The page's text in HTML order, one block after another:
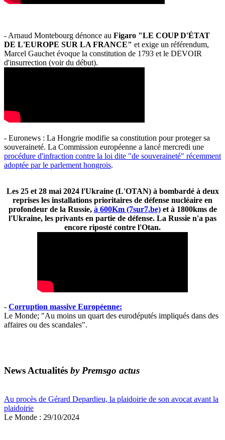
- Arnaud Montebourg dénonce au Figaro "LE COUP D'ÉTAT
DE L'EUROPE SUR LA FRANCE" et exige un référendum,
Marcel Gauchet évoque la constitution de 1793 et le DEVOIR
d'insurrection (voir du début).
- Euronews : La Hongrie modifie sa constitution pour proteger sa
souveraineté. La Commission européenne a lancé mercredi une
procédure d'infraction contre la loi dite "de souveraineté" récemment
adoptée par le parlement hongrois.
Les 25 et 28 mai 2024 l'Ukraine (L'OTAN) à bombardé à deux
reprises les installations prioritaires de défense nucléaire en
profondeur de la Russie, à 600Km (7sur7.be)et à 1800kms de
l'Ukraine, les privants en partie de défense. La Russie n'a pas
encore riposté contre l'Otan.
- Corruption massive Européenne:
Le Monde; "Au moins un quart des eurodéputés impliqués dans des
affaires ou des scandales".
News Actualités by Premsgo actus
Au procès de Gérard Depardieu, la plaidoirie de son avocat avant la
plaidoirie
Le Monde : 29/10/2024